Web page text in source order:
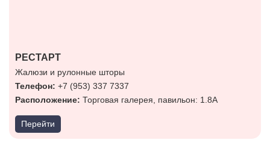
РЕСТАРТ
Жалюзи и рулонные шторы
Телефон: +7 (953) 337 7337
Расположение: Торговая галерея, павильон: 1.8А
Перейти